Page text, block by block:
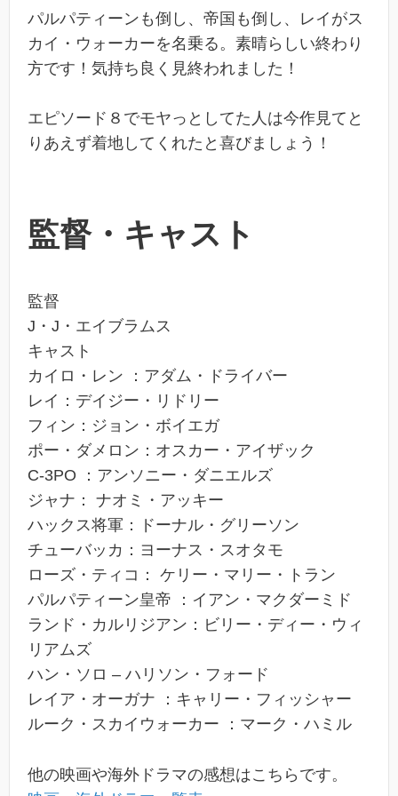
パルパティーンも倒し、帝国も倒し、レイがス
カイ・ウォーカーを名乗る。素晴らしい終わり
方です！気持ち良く見終われました！
エピソード８でモヤっとしてた人は今作見てと
りあえず着地してくれたと喜びましょう！
監督・キャスト
監督
J・J・エイブラムス
キャスト
カイロ・レン ：アダム・ドライバー
レイ：デイジー・リドリー
フィン：ジョン・ボイエガ
ポー・ダメロン：オスカー・アイザック
C-3PO ：アンソニー・ダニエルズ
ジャナ： ナオミ・アッキー
ハックス将軍：ドーナル・グリーソン
チューバッカ：ヨーナス・スオタモ
ローズ・ティコ： ケリー・マリー・トラン
パルパティーン皇帝 ：イアン・マクダーミド
ランド・カルリジアン：ビリー・ディー・ウィ
リアムズ
ハン・ソロ – ハリソン・フォード
レイア・オーガナ ：キャリー・フィッシャー
ルーク・スカイウォーカー ：マーク・ハミル
他の映画や海外ドラマの感想はこちらです。